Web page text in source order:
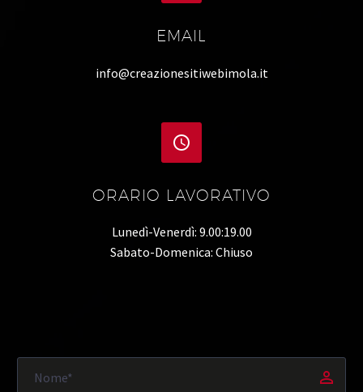
EMAIL
info@creazionesitiwebimola.it


ORARIO LAVORATIVO
Lunedì-Venerdì: 9.00:19.00
Sabato-Domenica: Chiuso